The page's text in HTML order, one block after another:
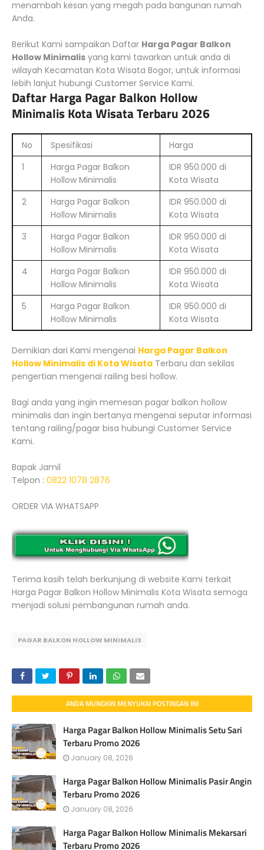
menambah kesan yang megah pada bangunan rumah
Anda.
Berikut Kami sampaikan Daftar Harga Pagar Balkon
Hollow Minimalis yang kami tawarkan untuk anda di
wilayah Kecamatan Kota Wisata Bogor, untuk informasi
lebih lanjut hubungi Customer Service Kami.
Daftar Harga Pagar Balkon Hollow
Minimalis Kota Wisata Terbaru 2026
No Spesifikasi
Harga
1
Harga Pagar Balkon
Hollow Minimalis
IDR 950.000 di
Kota Wisata
2
Harga Pagar Balkon
Hollow Minimalis
IDR 950.000 di
Kota Wisata
3
Harga Pagar Balkon
Hollow Minimalis
IDR 950.000 di
Kota Wisata
4
Harga Pagar Balkon
Hollow Minimalis
IDR 950.000 di
Kota Wisata
5
Harga Pagar Balkon
Hollow Minimalis
IDR 950.000 di
Kota Wisata
Demikian dari Kami mengenai Harga Pagar Balkon
Hollow Minimalis di Kota Wisata Terbaru dan sekilas
pengertian mengenai railing besi hollow.
Bagi anda yang ingin memesan pagar balkon hollow
minimalis dan ingin bertanya mengenai seputar informasi
tentang railing/pagar bisa hubungi Customer Service
Kami.
Bapak Jamil
Telpon : 0822 1078 2876
ORDER VIA WHATSAPP
Terima kasih telah berkunjung di website Kami terkait
Harga Pagar Balkon Hollow Minimalis Kota Wisata semoga
menjadi solusi pembangunan rumah anda.
PAGAR BALKON HOLLOW MINIMALIS
ANDA MUNGKIN MENYUKAI POSTINGAN INI
Harga Pagar Balkon Hollow Minimalis Setu Sari
Terbaru Promo 2026
January 08, 2026
Harga Pagar Balkon Hollow Minimalis Pasir Angin
Terbaru Promo 2026
January 08, 2026
Harga Pagar Balkon Hollow Minimalis Mekarsari
Terbaru Promo 2026